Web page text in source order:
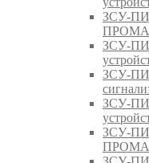
ЗСУ-ПИ-
ПРОМА
ЗСУ-ПИ-
ЗСУ-
ЗСУ-ПИ-
ЗСУ-ПИ-
ПРОМА